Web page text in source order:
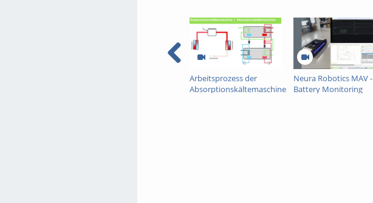
Arbeitsprozess der
Absorptionskältemaschine
Neura Robotics MAV -
Battery Monitoring